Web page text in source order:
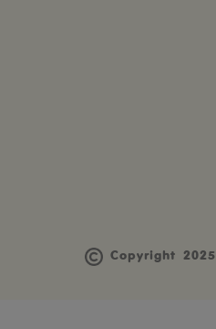
Copyright 2025